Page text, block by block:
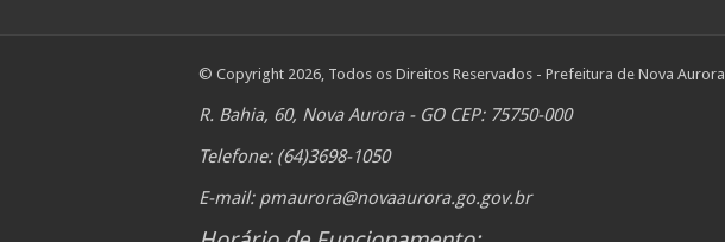
© Copyright 2026, Todos os Direitos Reservados - Prefeitura de Nova Aurora
R. Bahia, 60, Nova Aurora - GO CEP: 75750-000
Telefone: (64)3698-1050
E-mail: pmaurora@novaaurora.go.gov.br